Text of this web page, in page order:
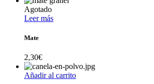
Agotado
Leer más
Mate
2,30€
Añadir al carrito